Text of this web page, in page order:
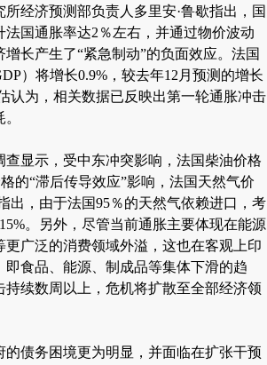
经济预测部负责人多里安·鲁歇指出，国
国通胀率达2％左右，并通过物价波动
长产生了“紧急制动”的负面效应。法国
）将增长0.9%，较去年12月预测的增长
认为，相关数据已反映出第一轮通胀冲击
显示，受中东冲突影响，法国柴油价格
的“滞后传导效应”影响，法国天然气价
出，由于法国95％的天然气依赖进口，考
。另外，尽管当前通胀主要体现在能源
广泛的消费领域外溢，这也在客观上印
食品、能源、制成品等集体下滑的趋
续数周以上，危机将扩散至全部经济领
债务困境更为明显，并面临在扩张干预